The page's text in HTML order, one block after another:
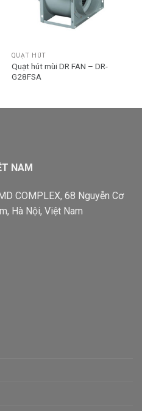
QUẠT HÚT
Quạt hút mùi DR FAN – DR-
G28FSA
NAM
COMPLEX, 68 Nguyễn Cơ
Hà Nội, Việt Nam